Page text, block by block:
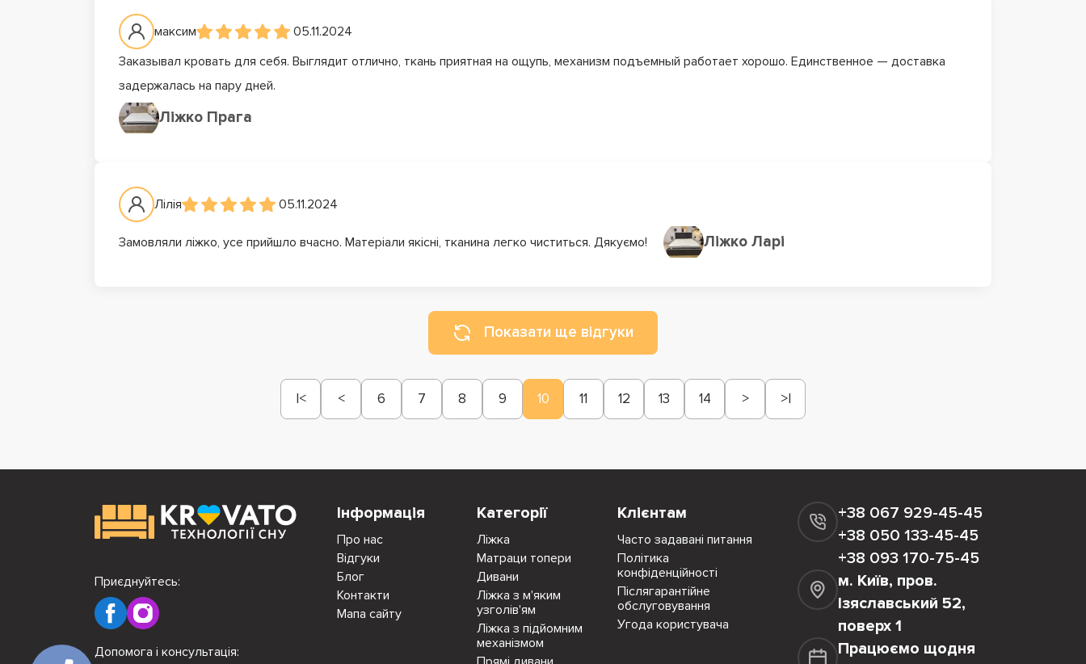
максим
05.11.2024
Заказывал кровать для себя. Выглядит отлично, ткань приятная на ощупь, механизм подъемный работает хорошо. Единственное — доставка
задержалась на пару дней.
Ліжко Прага
Лілія 05.11.2024
Замовляли ліжко, усе прийшло вчасно. Матеріали якісні, тканина легко чиститься. Дякуємо! Ліжко Ларі
Показати ще відгуки
|< < 6 7 8 9 10 11 12 13 14 > >|
Інформація
Про нас
Відгуки
Блог
Контакти
Мапа сайту
Категорії
Ліжка
Матраци топери
Дивани
Ліжка з м'яким
узголів'ям
Ліжка з підйомним
механізмом
Клієнтам
Часто задавані питання
Політика
конфіденційності
Післягарантійне
обслуговування
Угода користувача
+38 067 929-45-45
+38 050 133-45-45
+38 093 170-75-45
м. Київ, пров.
Ізяславський 52,
поверх 1
Працюємо щодня
Приєднуйтесь:
Допомога і консультація: